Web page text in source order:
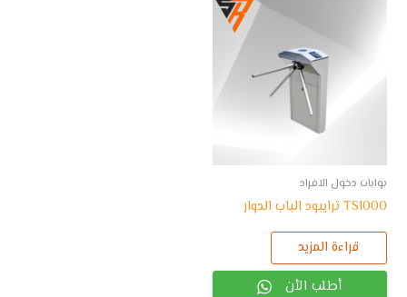
بوابات دخول الافراد
TS1000 ترايبود الباب الدوار
قراءة المزيد
أطلب الأن